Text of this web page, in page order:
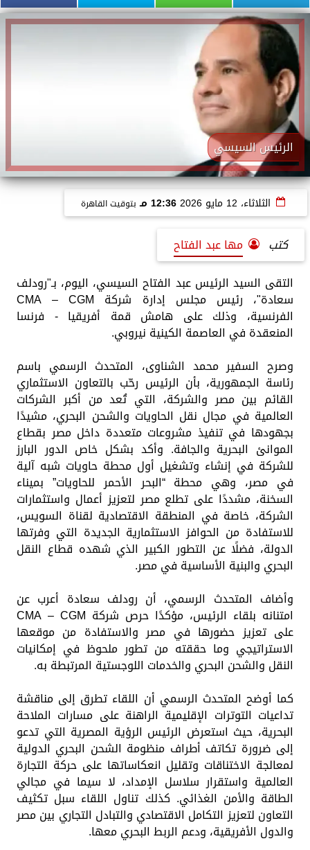
الرئيس السيسي
الثلاثاء، 12 مايو 2026 12:36 مـ بتوقيت القاهرة
كتب
مها عبد الفتاح
التقى السيد الرئيس عبد الفتاح السيسي، اليوم، بـ"رودلف
سعادة"، رئيس مجلس إدارة شركة CMA – CGM
الفرنسية، وذلك على هامش قمة أفريقيا - فرنسا
المنعقدة في العاصمة الكينية نيروبي.
وصرح السفير محمد الشناوى، المتحدث الرسمي باسم
رئاسة الجمهورية، بأن الرئيس رحّب بالتعاون الاستثماري
القائم بين مصر والشركة، التي تُعد من أكبر الشركات
العالمية في مجال نقل الحاويات والشحن البحري، مشيدًا
بجهودها في تنفيذ مشروعات متعددة داخل مصر بقطاع
الموانئ البحرية والجافة. وأكد بشكل خاص الدور البارز
للشركة في إنشاء وتشغيل أول محطة حاويات شبه آلية
في مصر، وهي محطة “البحر الأحمر للحاويات” بميناء
السخنة، مشددًا على تطلع مصر لتعزيز أعمال واستثمارات
الشركة، خاصة في المنطقة الاقتصادية لقناة السويس،
للاستفادة من الحوافز الاستثمارية الجديدة التي وفرتها
الدولة، فضلًا عن التطور الكبير الذي شهده قطاع النقل
البحري والبنية الأساسية في مصر.
وأضاف المتحدث الرسمي، أن رودلف سعادة أعرب عن
امتنانه بلقاء الرئيس، مؤكدًا حرص شركة CMA – CGM
على تعزيز حضورها في مصر والاستفادة من موقعها
الاستراتيجي وما حققته من تطور ملحوظ في إمكانيات
النقل والشحن البحري والخدمات اللوجستية المرتبطة به.
كما أوضح المتحدث الرسمي أن اللقاء تطرق إلى مناقشة
تداعيات التوترات الإقليمية الراهنة على مسارات الملاحة
البحرية، حيث استعرض الرئيس الرؤية المصرية التي تدعو
إلى ضرورة تكاتف أطراف منظومة الشحن البحري الدولية
لمعالجة الاختناقات وتقليل انعكاساتها على حركة التجارة
العالمية واستقرار سلاسل الإمداد، لا سيما في مجالي
الطاقة والأمن الغذائي. كذلك تناول اللقاء سبل تكثيف
التعاون لتعزيز التكامل الاقتصادي والتبادل التجاري بين مصر
والدول الأفريقية، ودعم الربط البحري معها.